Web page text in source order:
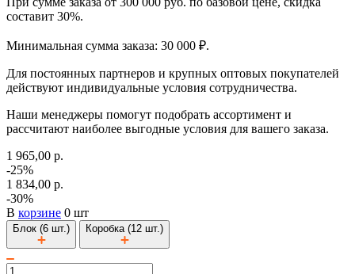
составит 30%.
Минимальная сумма заказа: 30 000 ₽.
Для постоянных партнеров и крупных оптовых покупателей
действуют индивидуальные условия сотрудничества.
Наши менеджеры помогут подобрать ассортимент и
рассчитают наиболее выгодные условия для вашего заказа.
1 965,00 р.
-25%
1 834,00 р.
-30%
В корзине 0 шт
Блок (6 шт.) Коробка (12 шт.)